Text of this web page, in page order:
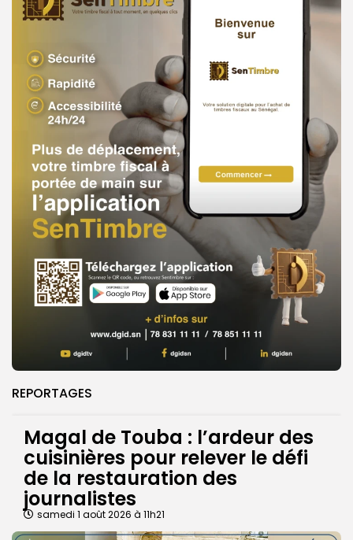
REPORTAGES
Magal de Touba : l’ardeur des
cuisinières pour relever le défi
de la restauration des
journalistes
samedi 1 août 2026 à 11h21